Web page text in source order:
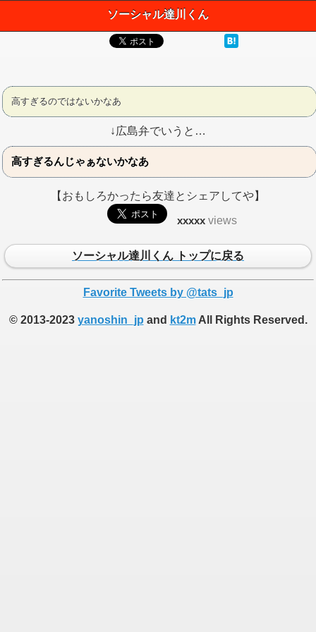
ソーシャル達川くん
高すぎるのではないかなあ
↓広島弁でいうと…
高すぎるんじゃぁないかなあ
【おもしろかったら友達とシェアしてや】
xxxxx views
ソーシャル達川くん トップに戻る
Favorite Tweets by @tats_jp
© 2013-2023 yanoshin_jp and kt2mAll Rights Reserved.